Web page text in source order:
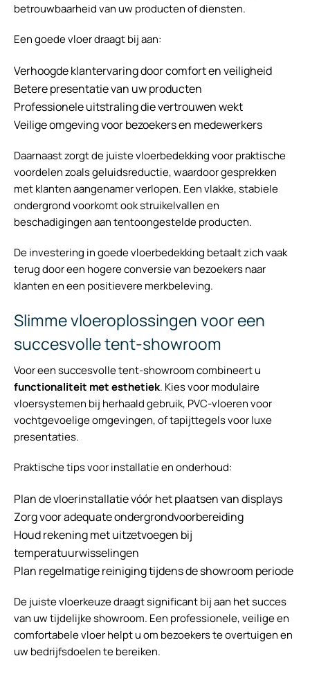
betrouwbaarheid van uw producten of diensten.
Een goede vloer draagt bij aan:
Verhoogde klantervaring door comfort en veiligheid
Betere presentatie van uw producten
Professionele uitstraling die vertrouwen wekt
Veilige omgeving voor bezoekers en medewerkers
Daarnaast zorgt de juiste vloerbedekking voor praktische
voordelen zoals geluidsreductie, waardoor gesprekken
met klanten aangenamer verlopen. Een vlakke, stabiele
ondergrond voorkomt ook struikelvallen en
beschadigingen aan tentoongestelde producten.
De investering in goede vloerbedekking betaalt zich vaak
terug door een hogere conversie van bezoekers naar
klanten en een positievere merkbeleving.
Slimme vloeroplossingen voor een
succesvolle tent-showroom
Voor een succesvolle tent-showroom combineert u
functionaliteit met esthetiek. Kies voor modulaire
vloersystemen bij herhaald gebruik, PVC-vloeren voor
vochtgevoelige omgevingen, of tapijttegels voor luxe
presentaties.
Praktische tips voor installatie en onderhoud:
Plan de vloerinstallatie vóór het plaatsen van displays
Zorg voor adequate ondergrondvoorbereiding
Houd rekening met uitzetvoegen bij
temperatuurwisselingen
Plan regelmatige reiniging tijdens de showroom periode
De juiste vloerkeuze draagt significant bij aan het succes
van uw tijdelijke showroom. Een professionele, veilige en
comfortabele vloer helpt u om bezoekers te overtuigen en
uw bedrijfsdoelen te bereiken.